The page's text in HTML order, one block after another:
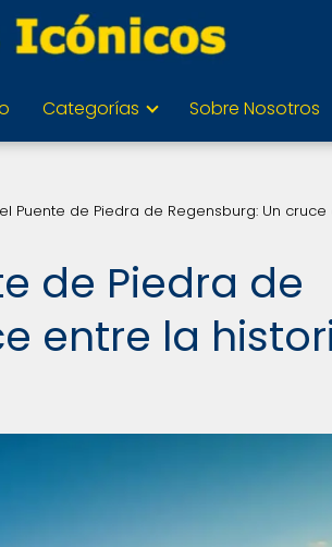
Categorías Sobre Nosotros
Puente de Piedra de Regensburg: Un
de Piedra de
entre la